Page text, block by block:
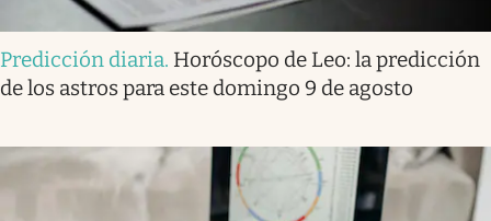
Predicción diaria. Horóscopo de Leo: la predicción
de los astros para este domingo 9 de agosto